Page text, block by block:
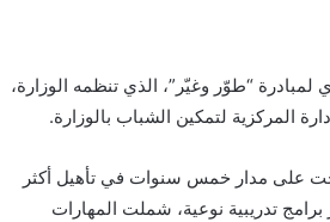
“طوّر وغيّر”، الذي تنظمه الوزارة،
المركزية لتمكين الشباب بالوزارة.
على مدار خمس سنوات في تأهيل أكثر
تدريبية نوعية، شملت المهارات